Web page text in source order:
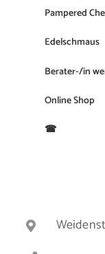
Pampered
Edelschmaus
Berater-/in
Online Shop
☎